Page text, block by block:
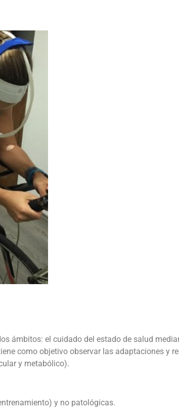
ámbitos: el cuidado del estado de salud
como objetivo observar las adaptaciones y
y metabólico).
y no patológicas.